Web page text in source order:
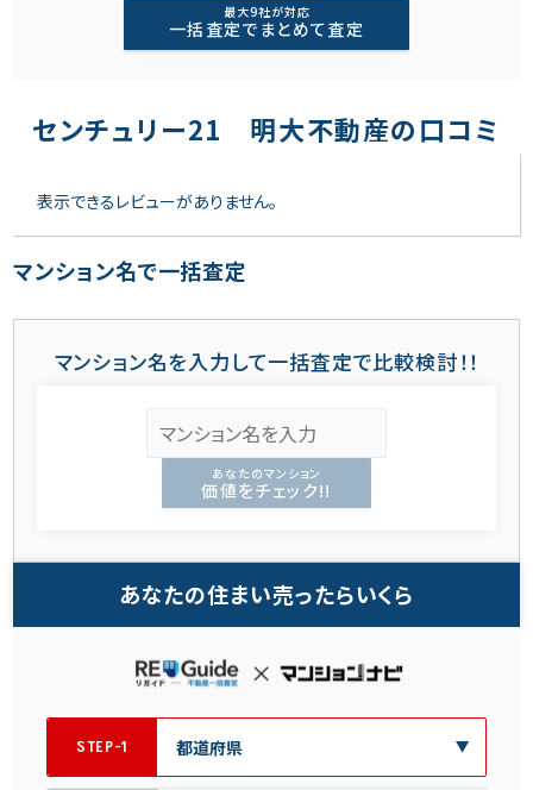
最大9社が対応
一括査定でまとめて査定
センチュリー21 明大不動産の口コミ
表示できるレビューがありません。
マンション名で一括査定
マンション名を入力して一括査定で比較検討！！
あなたのマンション
価値をチェック!!
あなたの住まい売ったらいくら
STEP-1